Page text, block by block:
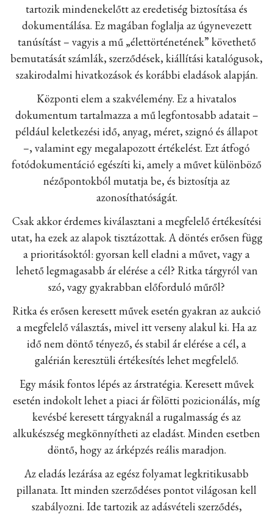
tartozik mindenekelőtt az eredetiség biztosítása és
dokumentálása. Ez magában foglalja az úgynevezett
tanúsítást – vagyis a mű „élettörténetének” követhető
bemutatását számlák, szerződések, kiállítási katalógusok,
szakirodalmi hivatkozások és korábbi eladások alapján.
Központi elem a szakvélemény. Ez a hivatalos
dokumentum tartalmazza a mű legfontosabb adatait –
például keletkezési idő, anyag, méret, szignó és állapot
–, valamint egy megalapozott értékelést. Ezt átfogó
fotódokumentáció egészíti ki, amely a művet különböző
nézőpontokból mutatja be, és biztosítja az
azonosíthatóságát.
Csak akkor érdemes kiválasztani a megfelelő értékesítési
utat, ha ezek az alapok tisztázottak. A döntés erősen függ
a prioritásoktól: gyorsan kell eladni a művet, vagy a
lehető legmagasabb ár elérése a cél? Ritka tárgyról van
szó, vagy gyakrabban előforduló műről?
Ritka és erősen keresett művek esetén gyakran az aukció
a megfelelő választás, mivel itt verseny alakul ki. Ha az
idő nem döntő tényező, és stabil ár elérése a cél, a
galérián keresztüli értékesítés lehet megfelelő.
Egy másik fontos lépés az árstratégia. Keresett művek
esetén indokolt lehet a piaci ár fölötti pozicionálás, míg
kevésbé keresett tárgyaknál a rugalmasság és az
alkukészség megkönnyítheti az eladást. Minden esetben
döntő, hogy az árképzés reális maradjon.
Az eladás lezárása az egész folyamat legkritikusabb
pillanata. Itt minden szerződéses pontot világosan kell
szabályozni. Ide tartozik az adásvételi szerződés,